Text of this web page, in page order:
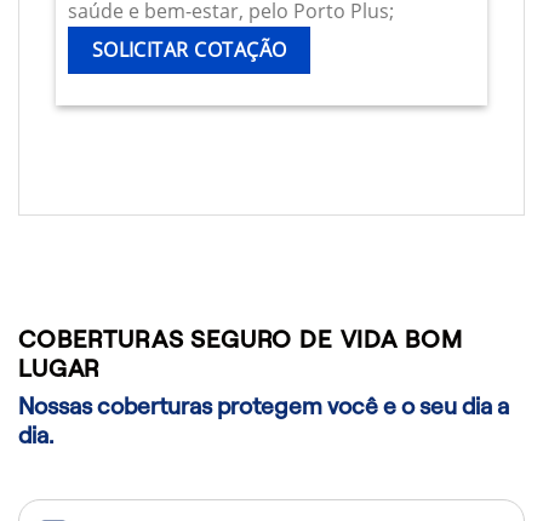
saúde e bem-estar, pelo Porto Plus;
SOLICITAR COTAÇÃO
COBERTURAS SEGURO DE VIDA BOM
LUGAR
Nossas coberturas protegem você e o seu dia a
dia.